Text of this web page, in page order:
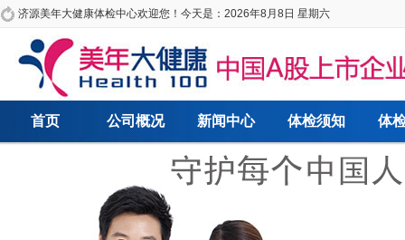
济源美年大健康体检中心欢迎您！今天是： 2026年8月8日 星期六
首页 公司概况 新闻中心 体检须知 体